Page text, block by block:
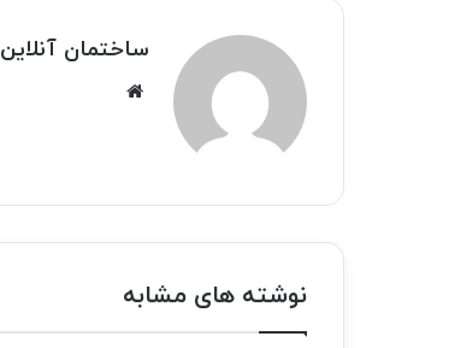
ساختمان آنلاین
نوشته های مشابه